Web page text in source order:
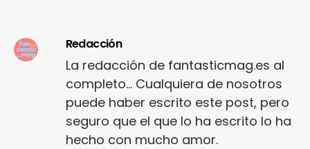
Redacción
La redacción de fantasticmag.es al
completo... Cualquiera de nosotros
puede haber escrito este post, pero
seguro que el que lo ha escrito lo ha
hecho con mucho amor.